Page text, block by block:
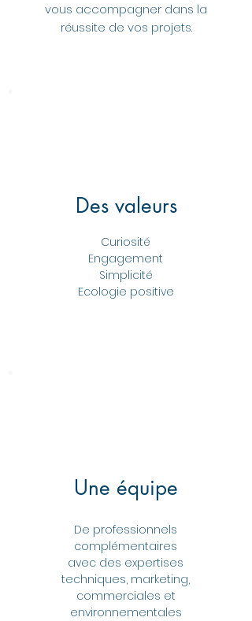
vous accompagner dans la
réussite de vos projets.
Des valeurs
Curiosité
Engagement
Simplicité
Ecologie positive
Une équipe
De professionnels
complémentaires
avec des expertises
techniques, marketing,
commerciales et
environnementales